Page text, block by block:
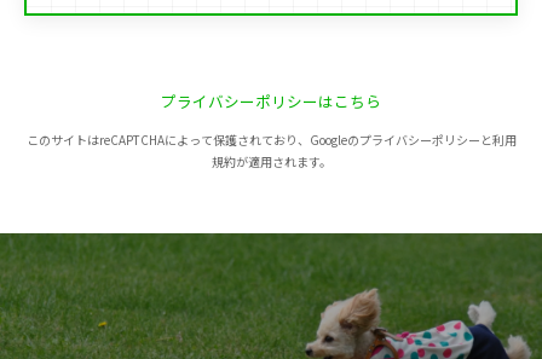
プライバシーポリシーはこちら
このサイトはreCAPTCHAによって保護されており、Googleのプライバシーポリシーと利用
規約が適用されます。